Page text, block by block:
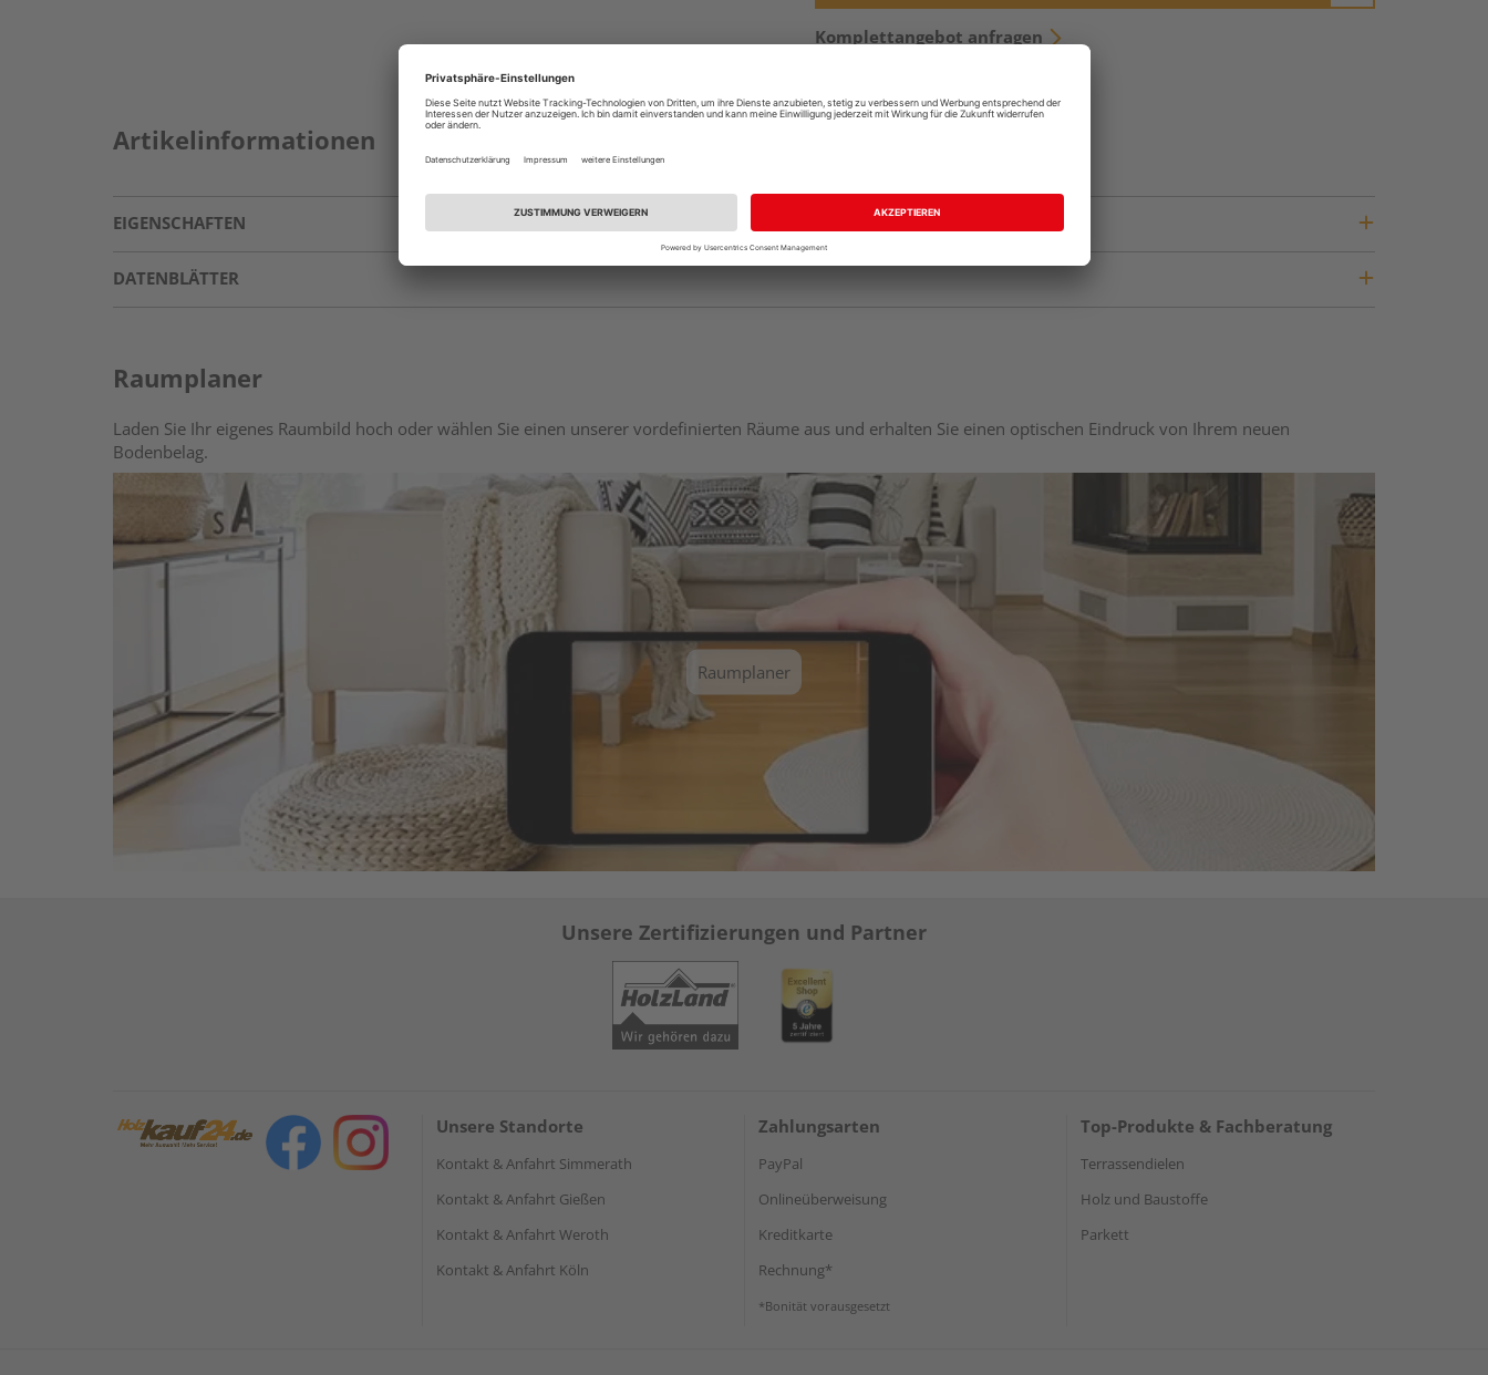
Komplettangebot anfragen
Artikelinformationen
EIGENSCHAFTEN
DATENBLÄTTER
Raumplaner
Laden Sie Ihr eigenes Raumbild hoch oder wählen Sie einen unserer vordefinierten Räume aus und erhalten Sie einen optischen Eindruck von Ihrem neuen
Bodenbelag.
Raumplaner
Unsere Zertifizierungen und Partner
Unsere Standorte
Kontakt & Anfahrt Simmerath
Kontakt & Anfahrt Gießen
Kontakt & Anfahrt Weroth
Kontakt & Anfahrt Köln
Zahlungsarten
PayPal
Onlineüberweisung
Kreditkarte
Rechnung*
*Bonität vorausgesetzt
Top-Produkte & Fachberatung
Terrassendielen
Holz und Baustoffe
Parkett